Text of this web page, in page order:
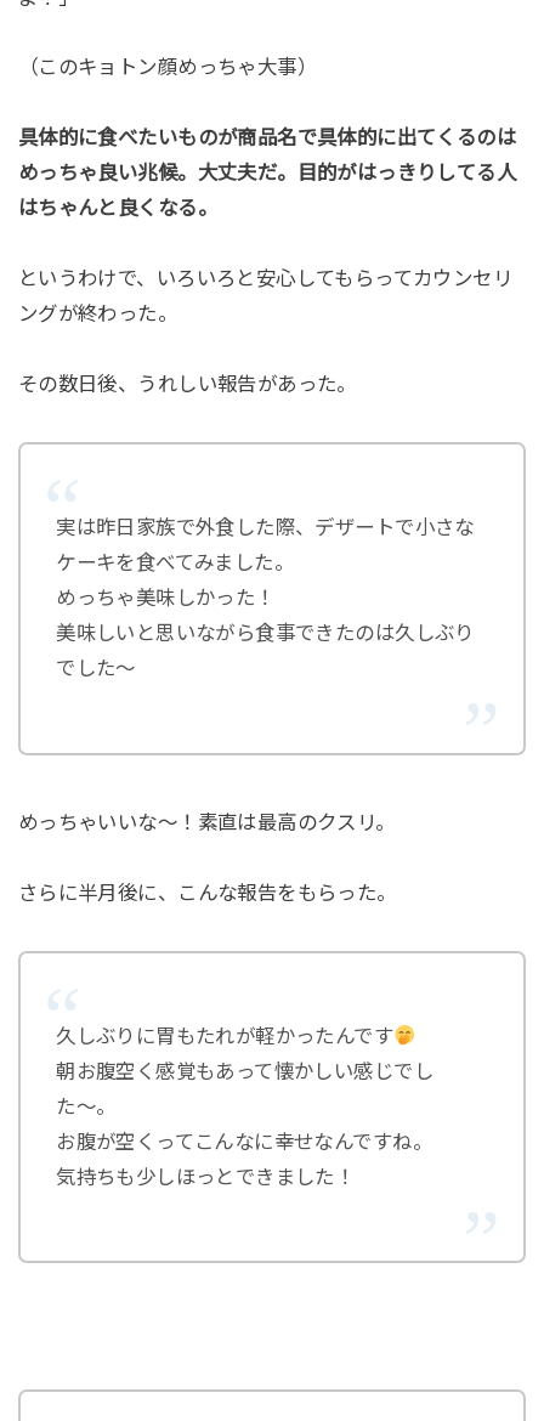
（このキョトン顔めっちゃ大事）
具体的に食べたいものが商品名で具体的に出てくるのは
めっちゃ良い兆候。大丈夫だ。目的がはっきりしてる人
はちゃんと良くなる。
というわけで、いろいろと安心してもらってカウンセリ
ングが終わった。
その数日後、うれしい報告があった。
実は昨日家族で外食した際、デザートで小さな
ケーキを食べてみました。
めっちゃ美味しかった！
美味しいと思いながら食事できたのは久しぶり
でした〜
めっちゃいいな〜！素直は最高のクスリ。
さらに半月後に、こんな報告をもらった。
久しぶりに胃もたれが軽かったんです
朝お腹空く感覚もあって懐かしい感じでし
た〜。
お腹が空くってこんなに幸せなんですね。
気持ちも少しほっとできました！